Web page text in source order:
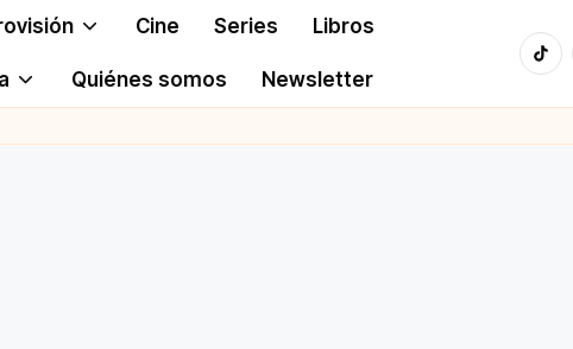
Cine Series Libros
Quiénes somos Newsletter
TikTok